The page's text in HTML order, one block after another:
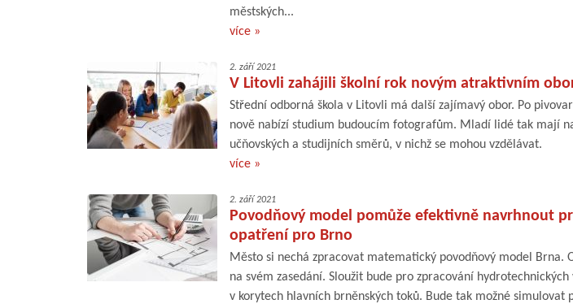
městských...
více »
2. září 2021
V Litovli zahájili školní rok novým atraktivním
Střední odborná škola v Litovli má další zajímavý obor. Po
nově nabízí studium budoucím fotografům. Mladí lidé tak mají
učňovských a studijních směrů, v nichž se mohou vzdělávat.
více »
2. září 2021
Povodňový model pomůže efektivně navrhnout
opatření pro Brno
Město si nechá zpracovat matematický povodňový model Brna.
na svém zasedání. Sloužit bude pro zpracování
v korytech hlavních brněnských toků. Bude tak možné simulovat